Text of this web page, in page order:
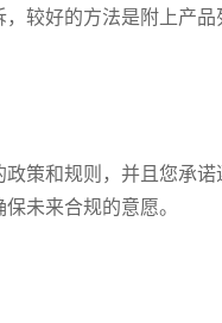
较好的方法是附上产
策和规则，并且您承
未来合规的意愿。